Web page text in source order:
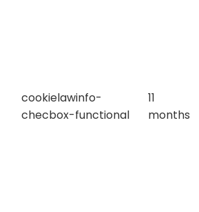
cookielawinfo-
checbox-functional
11
months